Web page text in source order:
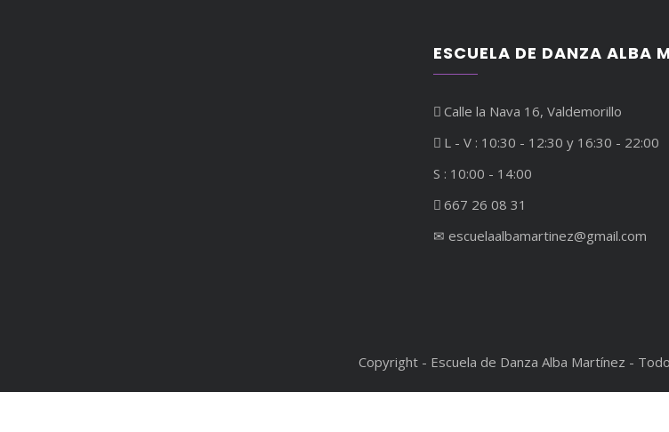
ESCUELA DE DANZA ALBA
Calle la Nava 16, Valdemorillo
L - V : 10:30 - 12:30 y 16:30 - 22:00
S : 10:00 - 14:00
667 26 08 31
✉︎ escuelaalbamartinez@gmail.com
Copyright - Escuela de Danza Alba Martínez -